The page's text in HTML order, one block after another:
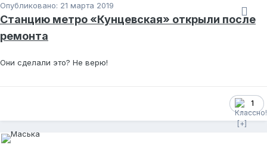
Опубликовано: 21 марта 2019
Станцию метро «Кунцевская» открыли после
ремонта
Они сделали это? Не верю!
1